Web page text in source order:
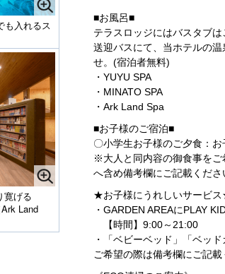
■お風呂■
テラスロッジにはバスタブは
送迎バスにて、当ホテルの
せ。(宿泊者無料)
・YUYU SPA
・MINATO SPA
・Ark Land Spa
■お子様のご宿泊■
〇小学生お子様のご夕食：
※大人と同内容の御食事をご
へ含め備考欄にご記載くださ
★お子様にうれしいサービ
・GARDEN AREAにPLAY
【時間】9:00～21:00
・「ベビーベッド」「ベッ
ご希望の際は備考欄にご記載
も入れるス
寛げる
Land